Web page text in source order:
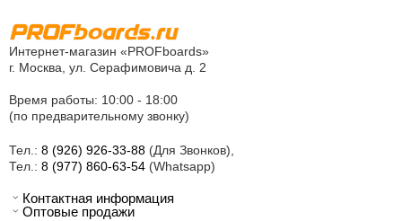
Интернет-магазин «PROFboards»
г. Москва, ул. Серафимовича д. 2
Время работы: 10:00 - 18:00
(по предварительному звонку)
Тел.: 8 (926) 926-33-88 (Для Звонков),
Тел.: 8 (977) 860-63-54 (Whatsapp)
Контактная информация
Оптовые продажи